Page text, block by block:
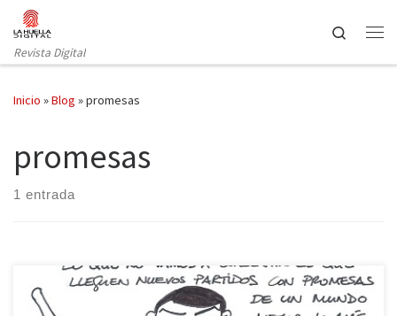
Saltar al contenido
Revista Digital
Search
Inicio »Blog »promesas
promesas
1 entrada